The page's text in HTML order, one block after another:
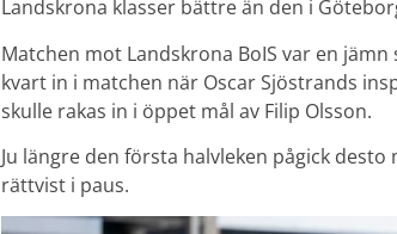
Landskrona klasser bättre än den i
Matchen mot Landskrona BoIS var en
kvart in i matchen när Oscar Sjöstrands
skulle rakas in i öppet mål av Filip Olsson.
Ju längre den första halvleken pågick
rättvist i paus.